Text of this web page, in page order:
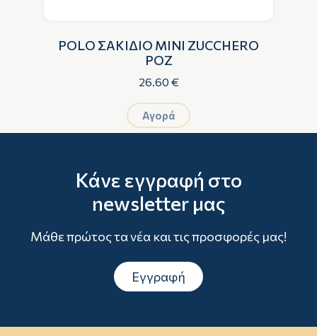
POLO ΣΑΚΙΔΙΟ MINI ZUCCHERO
ΡΟΖ
26.60 €
Αγορά
Κάνε εγγραφή στο
newsletter μας
Μάθε πρώτος τα νέα και τις προσφορές μας!
Εγγραφή